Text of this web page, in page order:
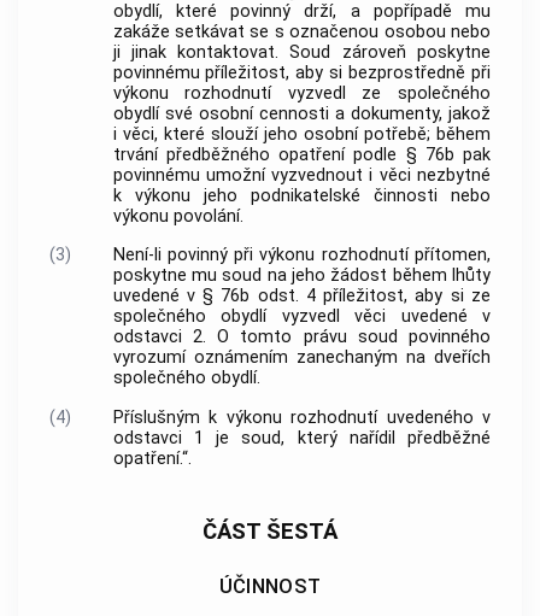
obydlí, které povinný drží, a popřípadě mu
zakáže setkávat se s označenou osobou nebo
ji jinak kontaktovat. Soud zároveň poskytne
povinnému příležitost, aby si bezprostředně při
výkonu rozhodnutí vyzvedl ze společného
obydlí své osobní cennosti a dokumenty, jakož
i věci, které slouží jeho osobní potřebě; během
trvání předběžného opatření podle § 76b pak
povinnému umožní vyzvednout i věci nezbytné
k výkonu jeho podnikatelské činnosti nebo
výkonu povolání.
(3)
Není-li povinný při výkonu rozhodnutí přítomen,
poskytne mu soud na jeho žádost během lhůty
uvedené v § 76b odst. 4 příležitost, aby si ze
společného obydlí vyzvedl věci uvedené v
odstavci 2. O tomto právu soud povinného
vyrozumí oznámením zanechaným na dveřích
společného obydlí.
(4)
Příslušným k výkonu rozhodnutí uvedeného v
odstavci 1 je soud, který nařídil předběžné
opatření.“.
ČÁST ŠESTÁ
ÚČINNOST